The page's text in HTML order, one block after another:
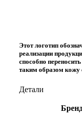
Этот логотип
реализации
способно
таким образом кожу
Детали